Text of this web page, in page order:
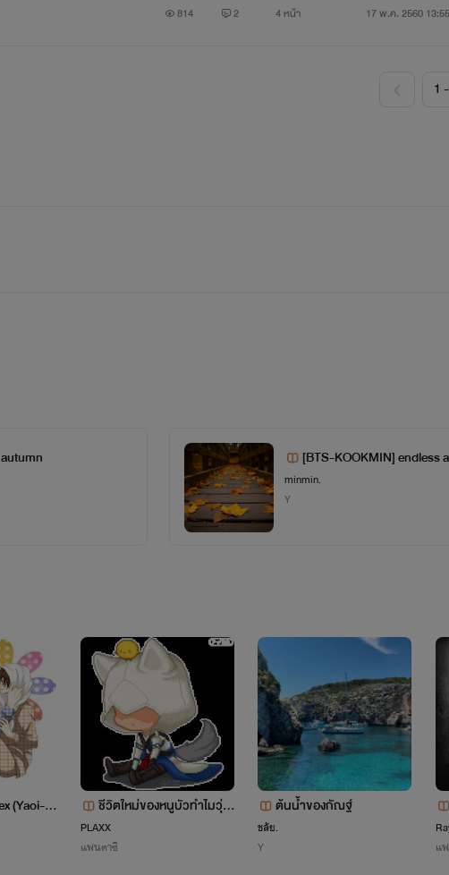
รียนมัธยมปลายที่ครอบครัวส่งมาเรียนที่อัมสเตอร์ดัม ลูกชายหัวแก้วหัว
ปี่ยมไปด้วยโอกาสและมุมมองแปลกใหม่จึงเป็นความหวังของเขา คืนหนึ่
ของ คิมซอกจิน ... เป็นเด็กอัจฉริยะที่แท้จริง ชายหนุ่มที่มีอดีตอันเลวร้า
ลกกับเงินคืองานประจำที่เขาทำ ก่อนที่วันหนึ่งอดีตแสนขมขื่นจะมาปรา
าตลอด...ยิ่งหลีกหนีก็ยิ่งตามหา ยิ่งหลบซ่อนก็ยิ่งค้นเจอ
มว่าเจโฮป ชายหนุ่มผู้เต็มไปด้วยเสน่ห์ อันเป็นที่ปรารถนาของแฟนคลั
ยตามองใครบางคนก่อนอุปสรรคครั้งใหญ่จะเป็นตัววัดใจในความรักครั้งนี้
814 2 4 หน้า 17 พ.ค. 2560
[BTS-KOOKMIN] endless
minmin.
Y
(Yaoi-1
ชีวิตใหม่ของหนูบัวทำไมวุ่น
วายอย่างนี้! [ฮาเร็มใสๆ]
PLAXX
แฟนตาซี
ต้นน้ำของกัณฐ์
ชลัย.
Y
แ